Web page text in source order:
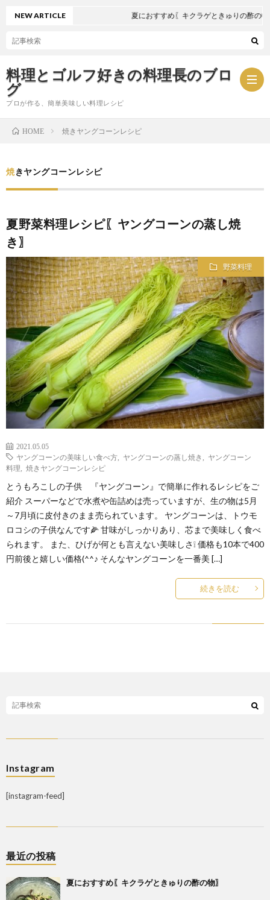
料理とゴルフ好きの料理長のブロ
グ
プロが作る、簡単美味しい料理レシピ
わ
バ
シ
ポ
リ
NEW ARTICLE 夏におすすめ〖キクラゲときゅりの酢の物〗
HOME 焼きヤングコーンレシピ
焼きヤングコーンレシピ
夏野菜料理レシピ〖ヤングコーンの蒸し焼
き〗
野菜料理
2021.05.05
ヤングコーンの美味しい食べ方
ヤングコーンの蒸し焼き
ヤングコーン
料理
焼きヤングコーンレシピ
とうもろこしの子供 『ヤングコーン』で簡単に作れるレシピをご
紹介 スーパーなどで水煮や缶詰めは売っていますが、生の物は5月
～7月頃に皮付きのまま売られています。 ヤングコーンは、トウモ
ロコシの子供なんです🌽 甘味がしっかりあり、芯まで美味しく食べ
られます。 また、ひげが何とも言えない美味しさ❕ 価格も10本で400
円前後と嬉しい価格(^^♪ そんなヤングコーンを一番美 […]
続きを読む
Instagram
[instagram-feed]
最近の投稿
夏におすすめ〖キクラゲときゅりの酢の物〗